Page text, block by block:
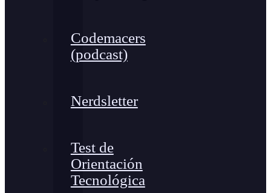
Codemacers
(podcast)
Nerdsletter
Test de
Orientación
Tecnológica